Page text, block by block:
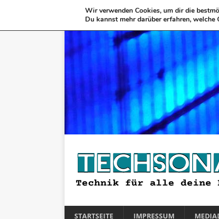
STARTSEITE IMPRESSUM
Wir verwenden Cookies, um dir die
Du kannst mehr darüber erfahren,